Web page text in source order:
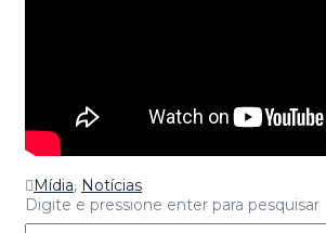
Mídia, Notícias
Digite e pressione enter para pesquisar